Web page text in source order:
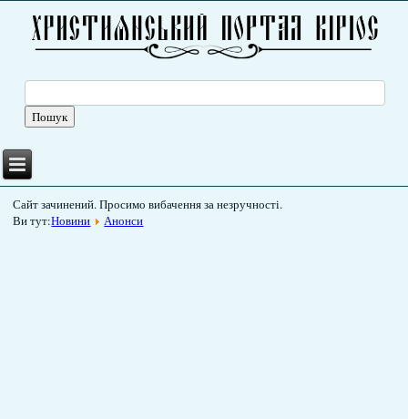
Сайт зачинений. Просимо вибачення за незручності.
Ви тут:Новини Анонси